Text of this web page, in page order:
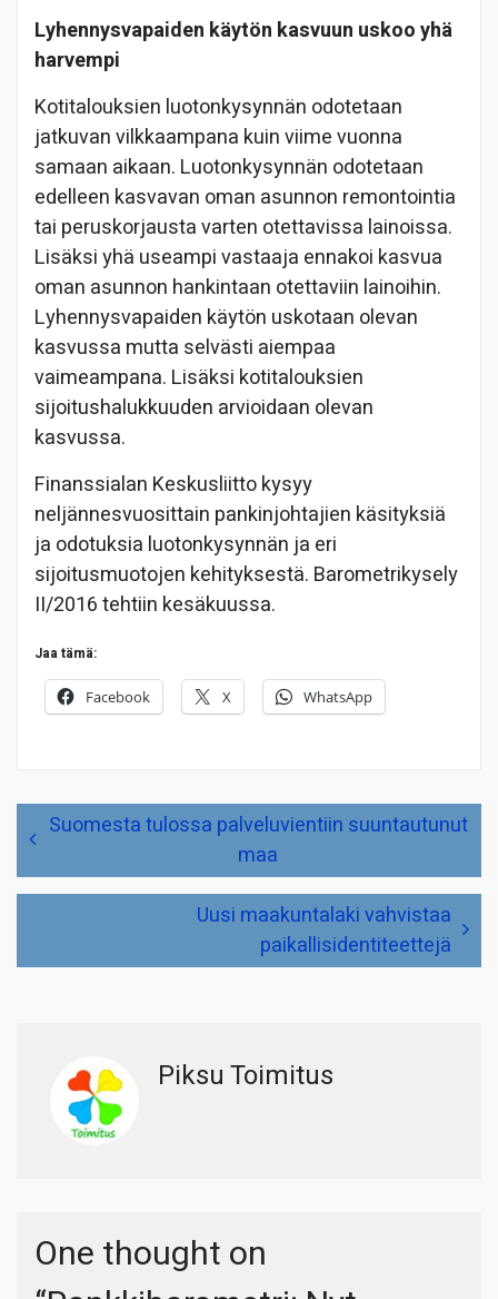
Lyhennysvapaiden käytön kasvuun uskoo yhä
harvempi
Kotitalouksien luotonkysynnän odotetaan
jatkuvan vilkkaampana kuin viime vuonna
samaan aikaan. Luotonkysynnän odotetaan
edelleen kasvavan oman asunnon remontointia
tai peruskorjausta varten otettavissa lainoissa.
Lisäksi yhä useampi vastaaja ennakoi kasvua
oman asunnon hankintaan otettaviin lainoihin.
Lyhennysvapaiden käytön uskotaan olevan
kasvussa mutta selvästi aiempaa
vaimeampana. Lisäksi kotitalouksien
sijoitushalukkuuden arvioidaan olevan
kasvussa.
Finanssialan Keskusliitto kysyy
neljännesvuosittain pankinjohtajien käsityksiä
ja odotuksia luotonkysynnän ja eri
sijoitusmuotojen kehityksestä. Barometrikysely
II/2016 tehtiin kesäkuussa.
Jaa tämä:
Facebook X WhatsApp
Artikkelien
selausSuomesta tulossa palveluvientiin suuntautunut
maa
Uusi maakuntalaki vahvistaa
paikallisidentiteettejä
Piksu Toimitus
One thought on